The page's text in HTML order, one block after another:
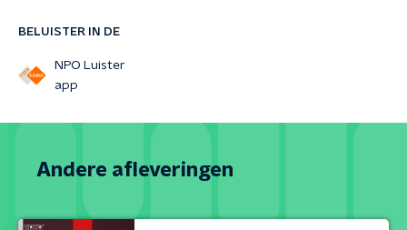
BELUISTER IN DE
NPO Luister
app
Andere afleveringen